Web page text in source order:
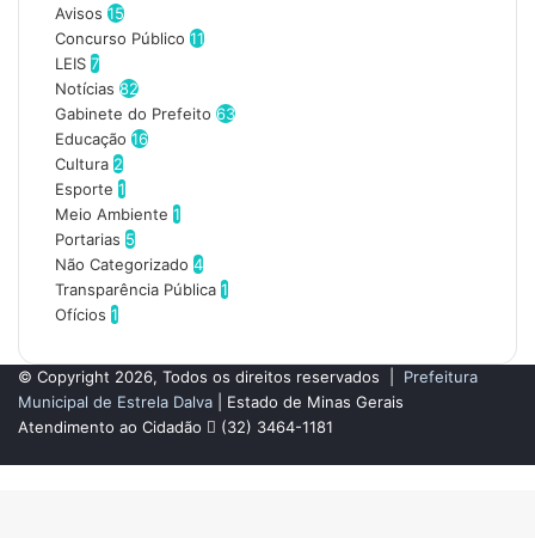
Avisos 15
Concurso Público 11
LEIS 7
Notícias 82
Gabinete do Prefeito 63
Educação 16
Cultura 2
Esporte 1
Meio Ambiente 1
Portarias 5
Não Categorizado 4
Transparência Pública 1
Ofícios 1
© Copyright 2026, Todos os direitos reservados | Prefeitura
Municipal de Estrela Dalva | Estado de Minas Gerais
Atendimento ao Cidadão
(32) 3464-1181